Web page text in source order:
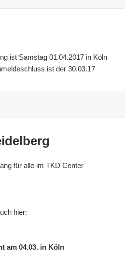
ist Samstag 01.04.2017 in Köln
ist der 30.03.17
für alle im TKD Center
hier:
am 04.03. in Köln